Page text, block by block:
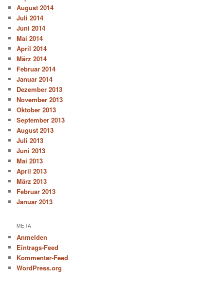
August 2014
Juli 2014
Juni 2014
Mai 2014
April 2014
März 2014
Februar 2014
Januar 2014
Dezember 2013
November 2013
Oktober 2013
September 2013
August 2013
Juli 2013
Juni 2013
Mai 2013
April 2013
März 2013
Februar 2013
Januar 2013
META
Anmelden
Eintrags-Feed
Kommentar-Feed
WordPress.org